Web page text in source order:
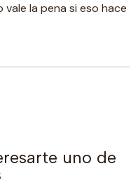
la pena si eso hace
uno de